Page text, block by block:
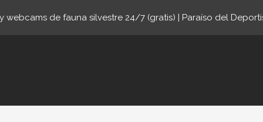
webcams de fauna silvestre 24/7 (gratis) | Paraíso del